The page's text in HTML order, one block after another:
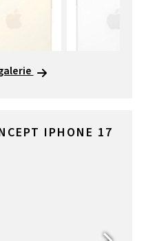
IPHONE 17